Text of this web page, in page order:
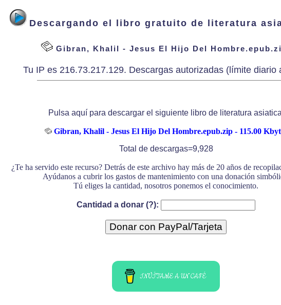
Descargando el libro gratuito de literatura
Gibran, Khalil - Jesus El Hijo Del
Tu IP es 216.73.217.129. Descargas autorizadas (límite diario
Pulsa aquí para descargar el siguiente libro de literatura
Gibran, Khalil - Jesus El Hijo Del Hombre.epub.zip - 115.00
Total de descargas=9,928
¿Te ha servido este recurso? Detrás de este archivo hay más de 20 años de
Ayúdanos a cubrir los gastos de mantenimiento con una donación
Tú eliges la cantidad, nosotros ponemos el conocimiento.
Cantidad a donar (?):
INVÍTAME A UN CAFÉ